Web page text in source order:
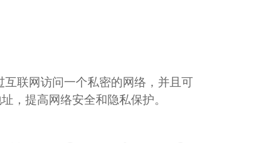
互联网访问一个私密的网络，并且可
，提高网络安全和隐私保护。